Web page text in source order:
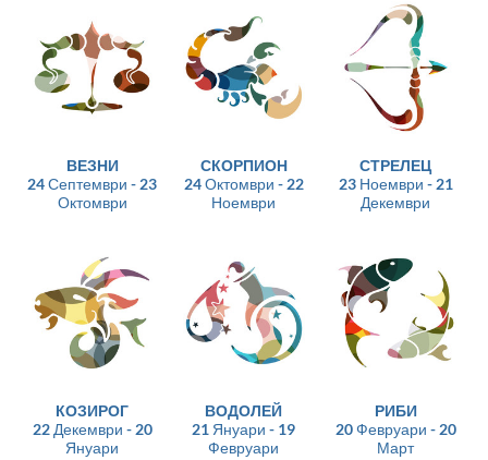
ВЕЗНИ
24 Септември - 23
Октомври
СКОРПИОН
24 Октомври - 22
Ноември
СТРЕЛЕЦ
23 Ноември - 21
Декември
КОЗИРОГ
22 Декември - 20
Януари
ВОДОЛЕЙ
21 Януари - 19
Февруари
РИБИ
20 Февруари - 20
Март